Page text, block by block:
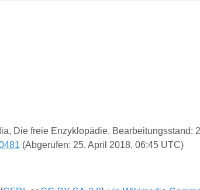
Die freie Enzyklopädie. Bearbeitungsstand:
(Abgerufen: 25. April 2018, 06:45 UTC)